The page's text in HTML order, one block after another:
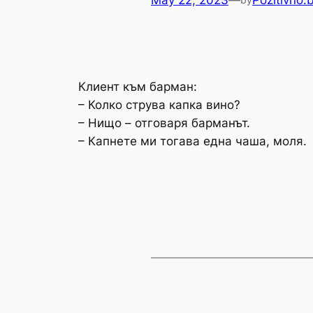
Клиент към барман:
– Колко струва капка вино?
– Нищо – отговаря барманът.
– Капнете ми тогава една чаша, моля.